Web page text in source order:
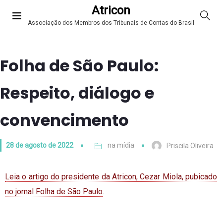
Atricon
Associação dos Membros dos Tribunais de Contas do Brasil
Folha de São Paulo:
Respeito, diálogo e
convencimento
28 de agosto de 2022 na mídia Priscila Oliveira
Leia o artigo do presidente da Atricon, Cezar Miola, pubicado
no jornal Folha de São Paulo.